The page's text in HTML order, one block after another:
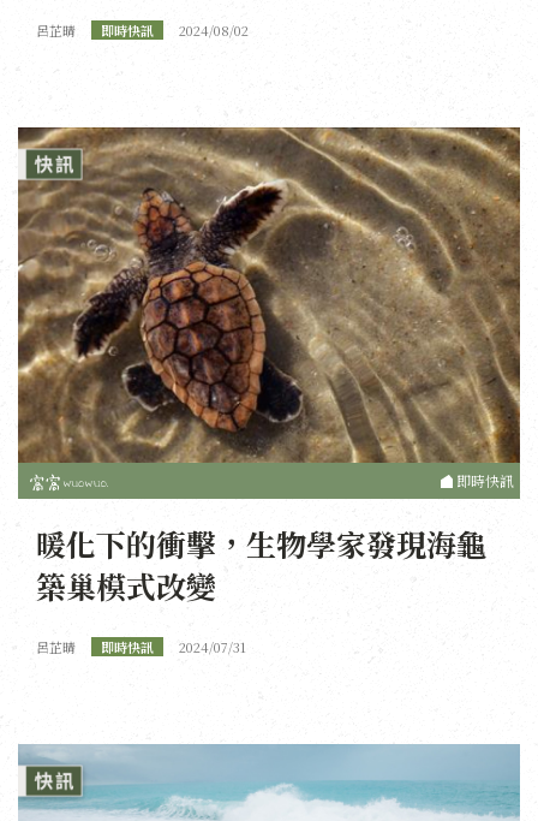
呂芷晴 即時快訊 2024/08/02
即時快訊
暖化下的衝擊，生物學家發現海龜
築巢模式改變
呂芷晴 即時快訊 2024/07/31